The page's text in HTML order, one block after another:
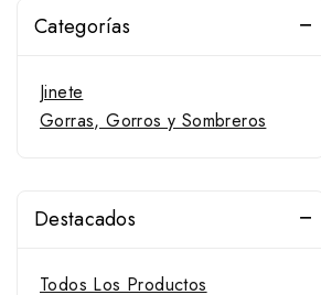
Categorías
Jinete
Gorras, Gorros y Sombreros
Destacados
Todos Los Productos